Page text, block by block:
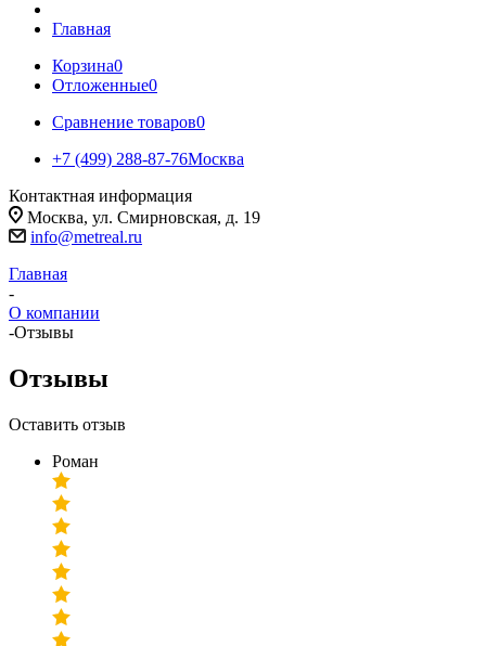
Главная
Корзина0
Отложенные0
Сравнение товаров0
+7 (499) 288-87-76Москва
Контактная информация
Москва, ул. Смирновская, д. 19
info@metreal.ru
Главная
-
О компании
-Отзывы
Отзывы
Оставить отзыв
Роман